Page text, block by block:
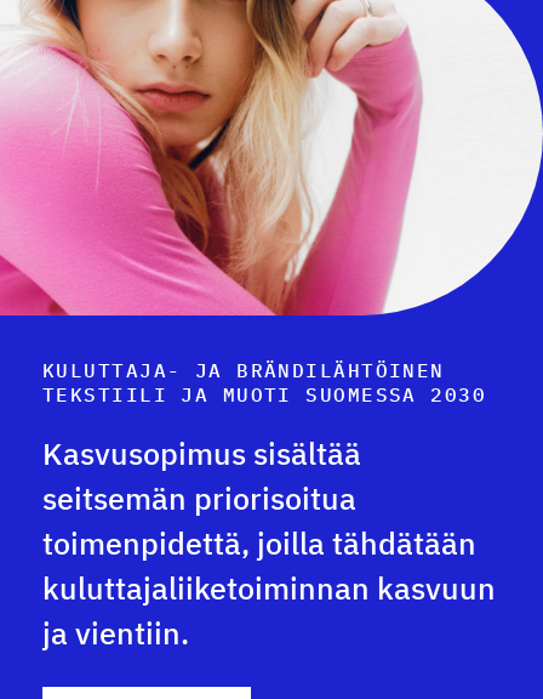
KULUTTAJA- JA BRÄNDILÄHTÖINEN
TEKSTIILI JA MUOTI SUOMESSA 2030
Kasvusopimus sisältää
seitsemän priorisoitua
toimenpidettä, joilla tähdätään
kuluttajaliiketoiminnan kasvuun
ja vientiin.